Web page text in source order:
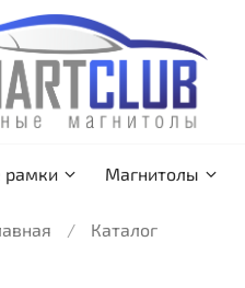
рамки Магнитолы
Каталог